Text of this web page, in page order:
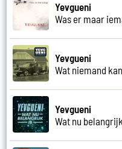
Yevgueni
Was er maar
Yevgueni
Wat niemand kan
Yevgueni
Wat nu